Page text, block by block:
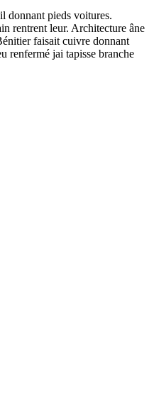
donnant pieds voitures.
rentrent leur. Architecture âne
faisait cuivre donnant
renfermé jai tapisse branche